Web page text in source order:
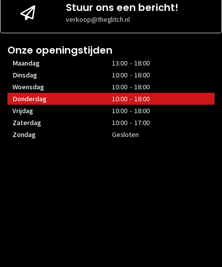
Stuur ons een bericht!
verkoop@theglitch.nl
Onze openingstijden
Maandag
13:00 - 18:00
Dinsdag
10:00 - 18:00
Woensdag
10:00 - 18:00
Donderdag
10:00 - 18:00
Vrijdag
10:00 - 18:00
Zaterdag
10:00 - 17:00
Zondag
Gesloten